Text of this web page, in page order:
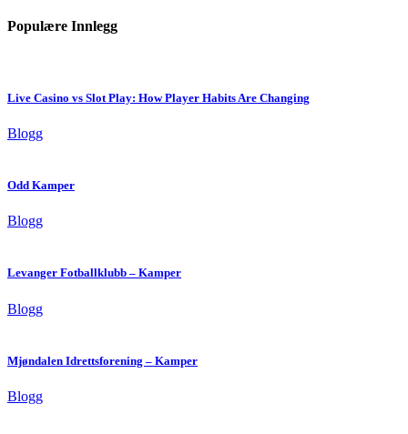
Populære Innlegg
Live Casino vs Slot Play: How Player Habits Are Changing
Blogg
Odd Kamper
Blogg
Levanger Fotballklubb – Kamper
Blogg
Mjøndalen Idrettsforening – Kamper
Blogg